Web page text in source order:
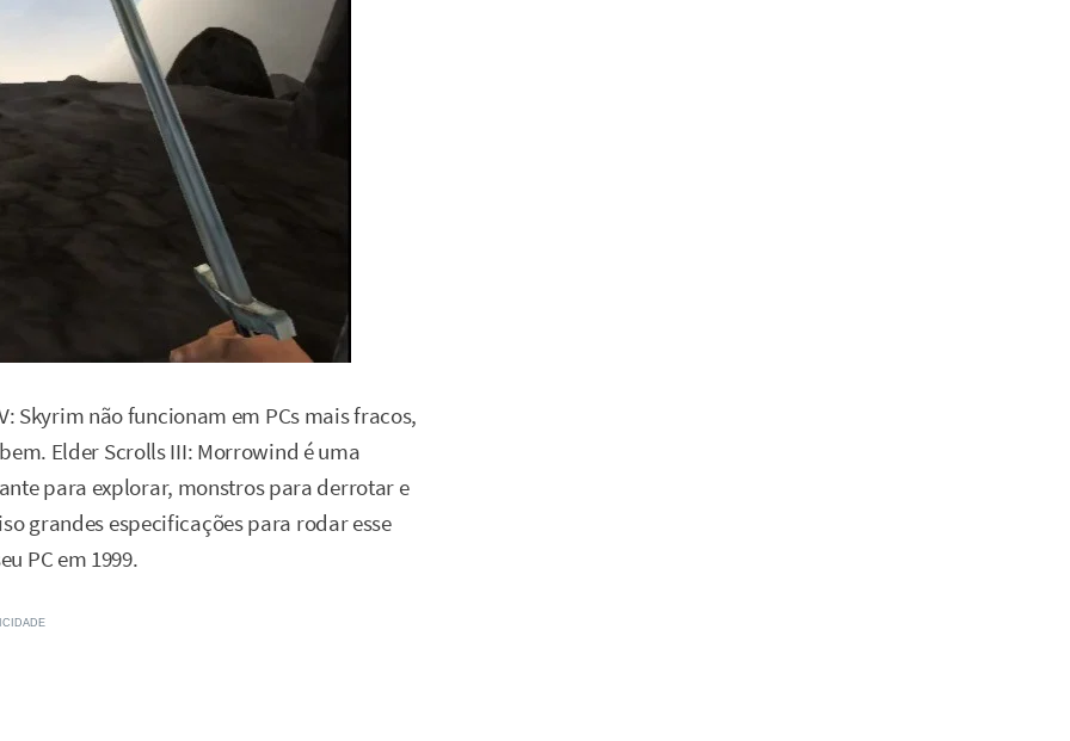
Skyrim não funcionam em PCs mais fracos,
Elder Scrolls III: Morrowind é uma
para explorar, monstros para derrotar e
grandes especificações para rodar esse
PC em 1999.